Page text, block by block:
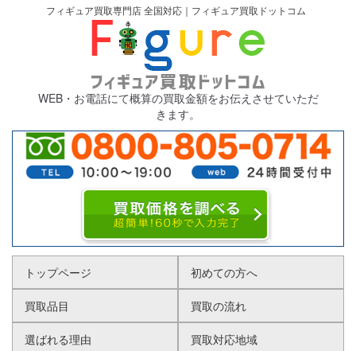
フィギュア買取専門店 全国対応｜フィギュア買取ドットコム
WEB・お電話にて概算の買取金額をお伝えさせていただ
きます。
トップページ 初めての方へ
買取品目 買取の流れ
選ばれる理由 買取対応地域